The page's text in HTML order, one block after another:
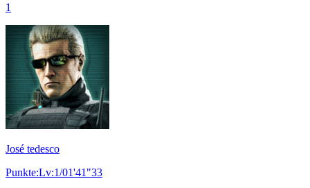
1
José tedesco
Punkte:Lv:1/01'41"33